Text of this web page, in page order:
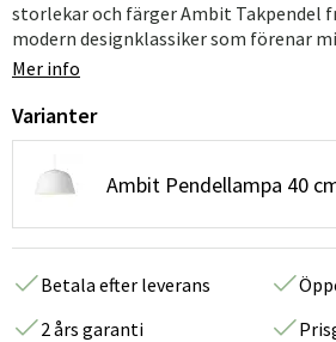
storlekar och färger Ambit Takpendel
modern designklassiker som förenar
Mer info
Varianter
Ambit Pendellampa 40
Betala efter leverans
2 års garanti